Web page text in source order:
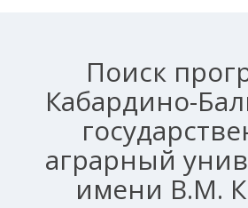
Поиск
Кабардино-
аграрный
имени В.М.